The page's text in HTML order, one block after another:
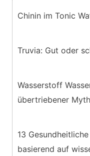
Chinin im Tonic
Truvia: Gut oder
Wasserstoff
übertriebener
13
basierend auf